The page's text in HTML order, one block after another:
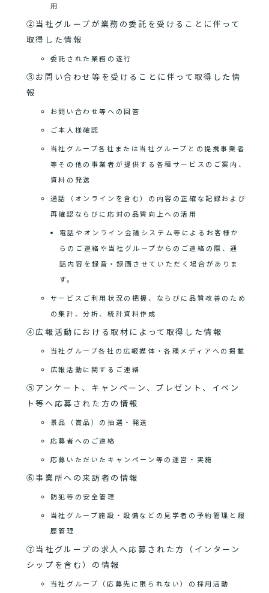
用
②当社グループが業務の委託を受けることに伴って
取得した情報
委託された業務の遂行
③お問い合わせ等を受けることに伴って取得した情
報
お問い合わせ等への回答
ご本人様確認
当社グループ各社または当社グループとの提携事業者
等その他の事業者が提供する各種サービスのご案内、
資料の発送
通話（オンラインを含む）の内容の正確な記録および
再確認ならびに応対の品質向上への活用
電話やオンライン会議システム等によるお客様か
らのご連絡や当社グループからのご連絡の際、通
話内容を録音・録画させていただく場合がありま
す。
サービスご利用状況の把握、ならびに品質改善のため
の集計、分析、統計資料作成
④広報活動における取材によって取得した情報
当社グループ各社の広報媒体・各種メディアへの掲載
広報活動に関するご連絡
⑤アンケート、キャンペーン、プレゼント、イベン
ト等へ応募された方の情報
景品（賞品）の抽選・発送
応募者へのご連絡
応募いただいたキャンペーン等の運営・実施
⑥事業所への来訪者の情報
防犯等の安全管理
当社グループ施設・設備などの見学者の予約管理と履
歴管理
⑦当社グループの求人へ応募された方（インターン
シップを含む）の情報
当社グループ（応募先に限られない）の採用活動